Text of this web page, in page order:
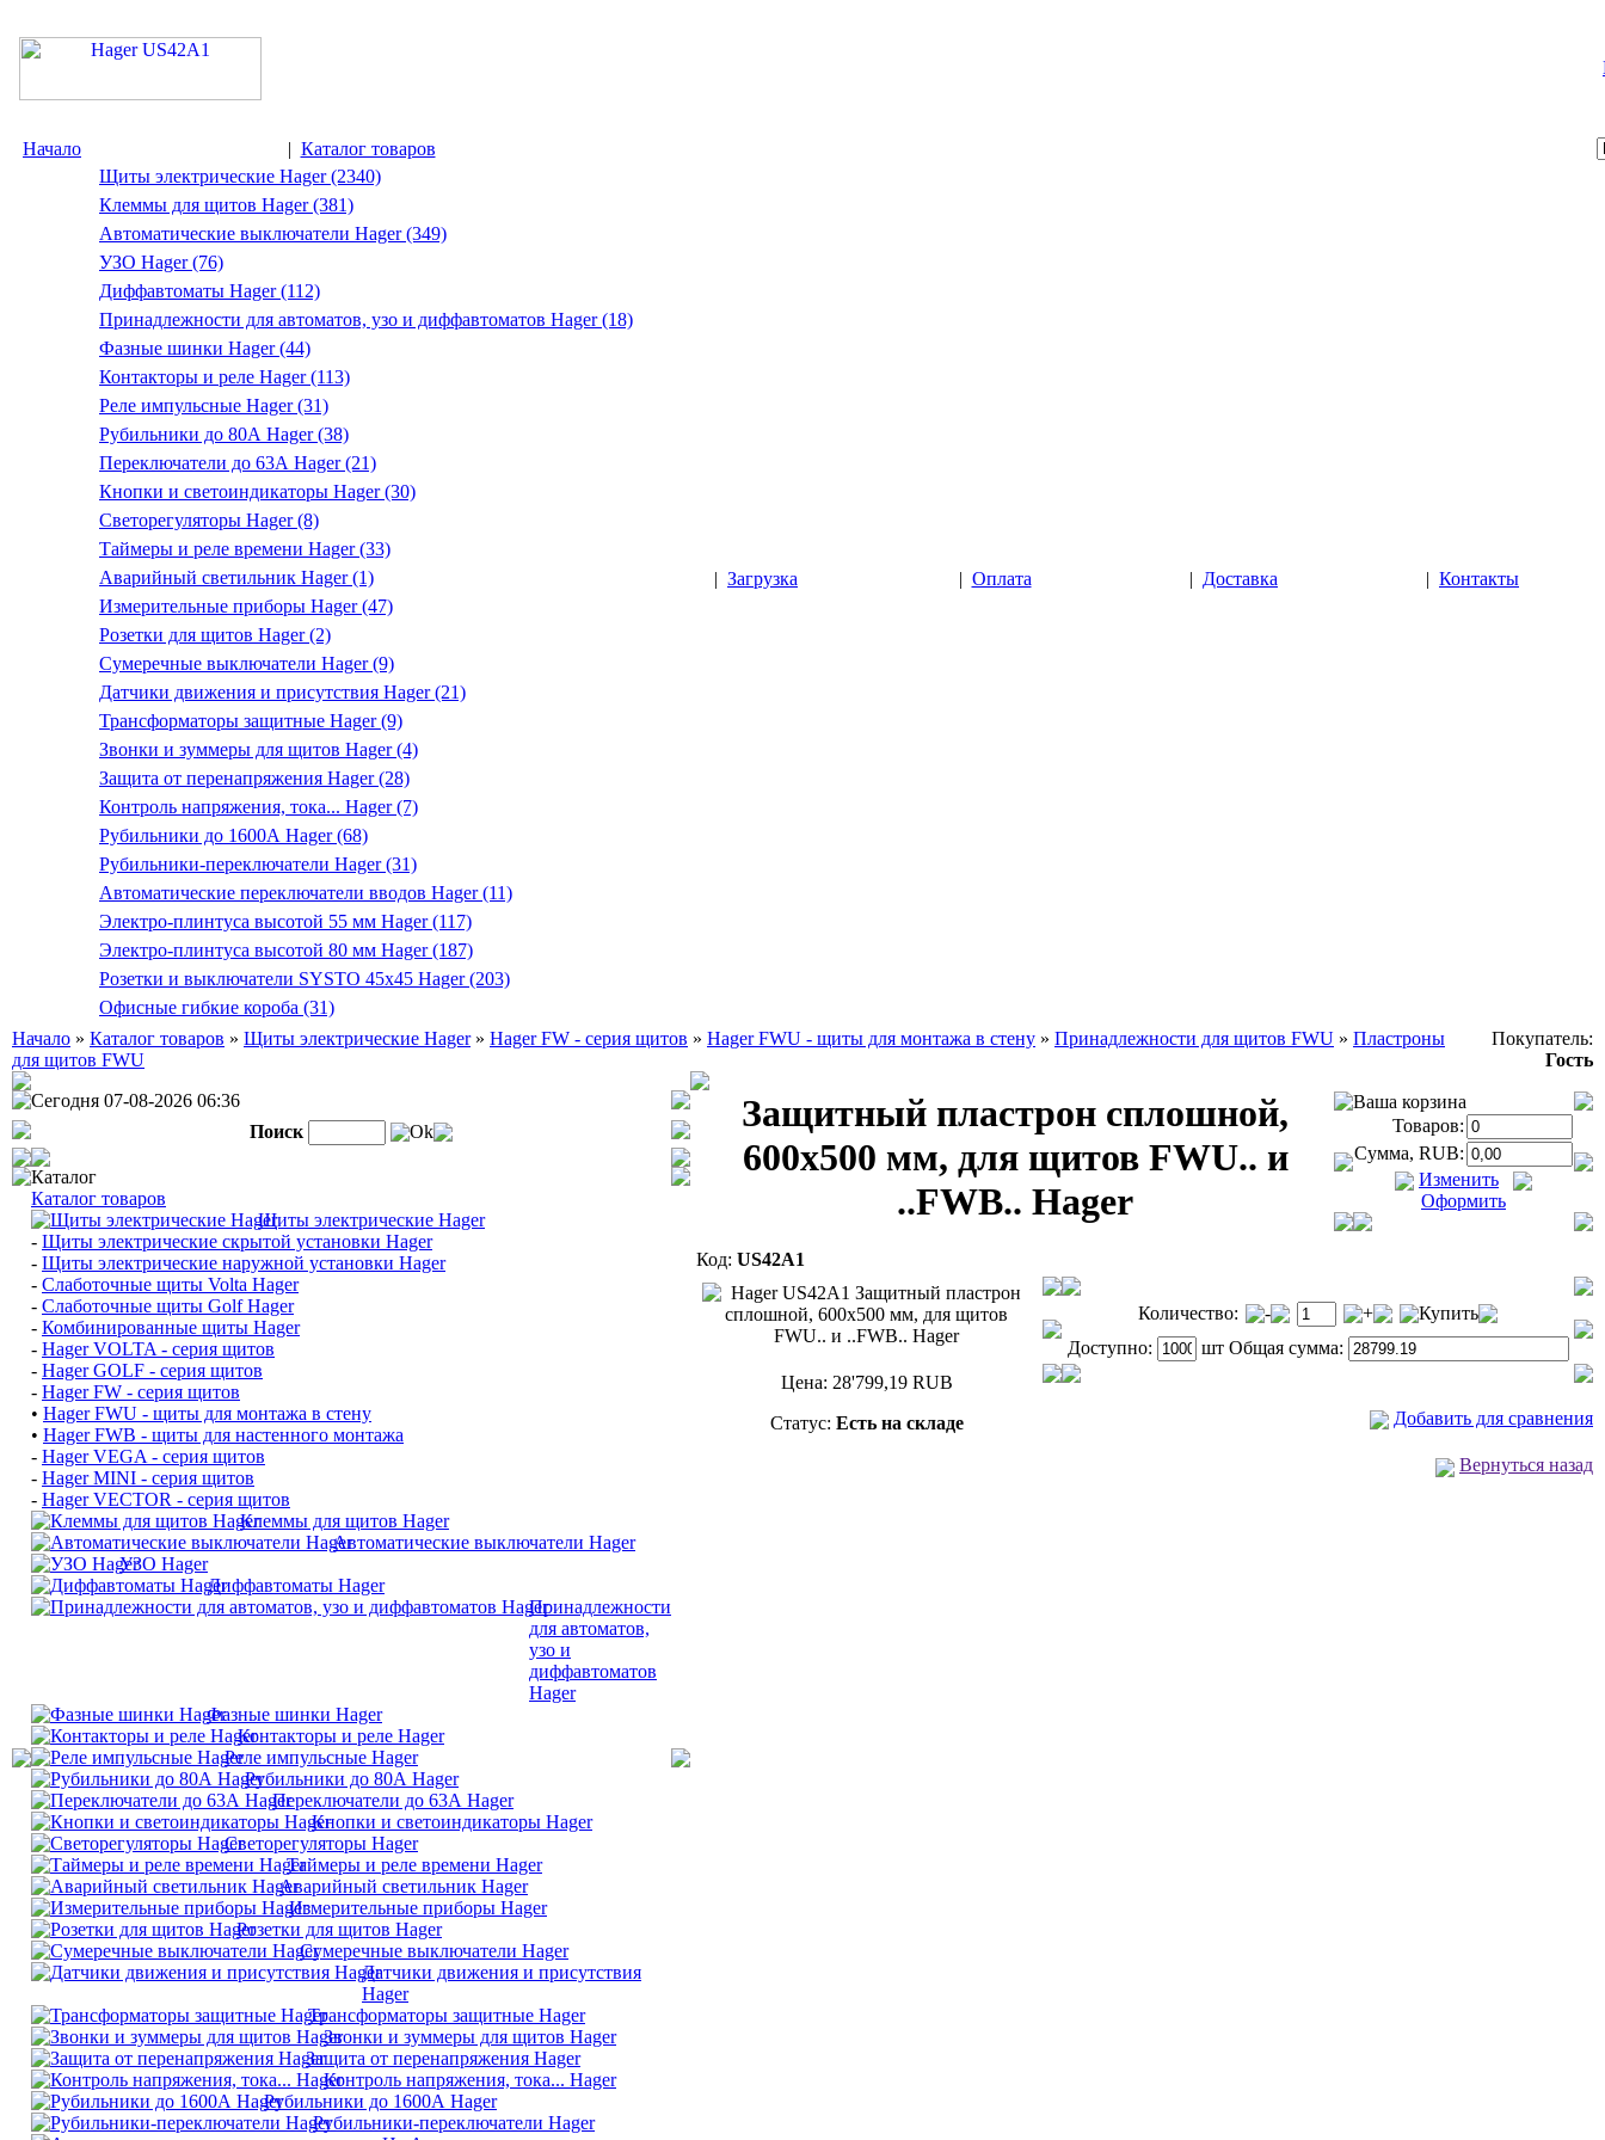
Начало | Каталог товаров
Щиты электрические Hager (2340)
Клеммы для щитов Hager (381)
Автоматические выключатели Hager (349)
УЗО Hager (76)
Диффавтоматы Hager (112)
Принадлежности для автоматов, узо и диффавтоматов Hager (18)
Фазные шинки Hager (44)
Контакторы и реле Hager (113)
Реле импульсные Hager (31)
Рубильники до 80А Hager (38)
Переключатели до 63А Hager (21)
Кнопки и светоиндикаторы Hager (30)
Светорегуляторы Hager (8)
Таймеры и реле времени Hager (33)
Аварийный светильник Hager (1)
Измерительные приборы Hager (47)
Розетки для щитов Hager (2)
Сумеречные выключатели Hager (9)
Датчики движения и присутствия Hager (21)
Трансформаторы защитные Hager (9)
Звонки и зуммеры для щитов Hager (4)
Защита от перенапряжения Hager (28)
Контроль напряжения, тока... Hager (7)
Рубильники до 1600А Hager (68)
Рубильники-переключатели Hager (31)
Автоматические переключатели вводов Hager (11)
Электро-плинтуса высотой 55 мм Hager (117)
Электро-плинтуса высотой 80 мм Hager (187)
Розетки и выключатели SYSTO 45х45 Hager (203)
Офисные гибкие короба (31)
| Загрузка | Оплата | Доставка | Контакты
Начало » Каталог товаров » Щиты электрические Hager» Hager FW - серия щитов » Hager FWU - щиты для монтажа в стену » Принадлежности для щитов FWU » Пластроны
для щитов FWU
Покупатель:
Гость
Сегодня 07-08-2026 06:36
Поиск
Ok
Каталог
Каталог товаров
Щиты электрические Hager
- Щиты электрические скрытой установки Hager
- Щиты электрические наружной установки Hager
- Слаботочные щиты Volta Hager
- Слаботочные щиты Golf Hager
- Комбинированные щиты Hager
- Hager VOLTA - серия щитов
- Hager GOLF - серия щитов
- Hager FW - серия щитов
• Hager FWU - щиты для монтажа в стену
• Hager FWB - щиты для настенного монтажа
- Hager VEGA - серия щитов
- Hager MINI - серия щитов
- Hager VECTOR - серия щитов
Клеммы для щитов Hager
Автоматические выключатели Hager
УЗО Hager
Диффавтоматы Hager
Принадлежности
для автоматов,
узо и
диффавтоматов
Hager
Фазные шинки Hager
Контакторы и реле Hager
Реле импульсные Hager
Рубильники до 80А Hager
Переключатели до 63А Hager
Кнопки и светоиндикаторы Hager
Светорегуляторы Hager
Таймеры и реле времени Hager
Аварийный светильник Hager
Измерительные приборы Hager
Розетки для щитов Hager
Сумеречные выключатели Hager
Датчики движения и присутствия
Hager
Трансформаторы защитные Hager
Звонки и зуммеры для щитов Hager
Защита от перенапряжения Hager
Контроль напряжения, тока... Hager
Рубильники до 1600А Hager
Рубильники-переключатели Hager
Защитный пластрон сплошной,
600x500 мм, для щитов FWU.. и
..FWB.. Hager
Код: US42A1
Ваша корзина
Товаров:
Сумма, RUB:
Изменить
Оформить
Цена: 28'799,19RUB
Статус: Есть на складе
Количество: - +
Купить
Доступно:
шт Общая сумма:
Добавить для сравнения
Вернуться назад